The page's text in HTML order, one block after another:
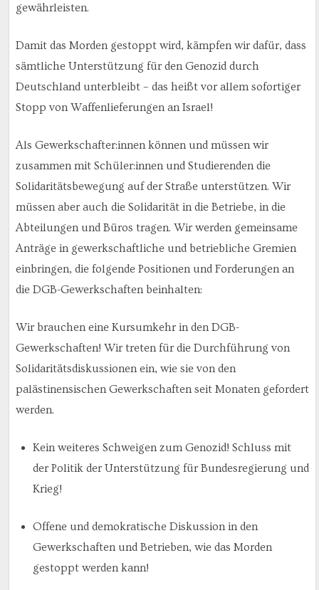
gewährleisten.
Damit das Morden gestoppt wird, kämpfen wir dafür, dass
sämtliche Unterstützung für den Genozid durch
Deutschland unterbleibt – das heißt vor allem sofortiger
Stopp von Waffenlieferungen an Israel!
Als Gewerkschafter:innen können und müssen wir
zusammen mit Schüler:innen und Studierenden die
Solidaritätsbewegung auf der Straße unterstützen. Wir
müssen aber auch die Solidarität in die Betriebe, in die
Abteilungen und Büros tragen. Wir werden gemeinsame
Anträge in gewerkschaftliche und betriebliche Gremien
einbringen, die folgende Positionen und Forderungen an
die DGB-Gewerkschaften beinhalten:
Wir brauchen eine Kursumkehr in den DGB-
Gewerkschaften! Wir treten für die Durchführung von
Solidaritätsdiskussionen ein, wie sie von den
palästinensischen Gewerkschaften seit Monaten gefordert
werden.
Kein weiteres Schweigen zum Genozid! Schluss mit
der Politik der Unterstützung für Bundesregierung und
Krieg!
Offene und demokratische Diskussion in den
Gewerkschaften und Betrieben, wie das Morden
gestoppt werden kann!